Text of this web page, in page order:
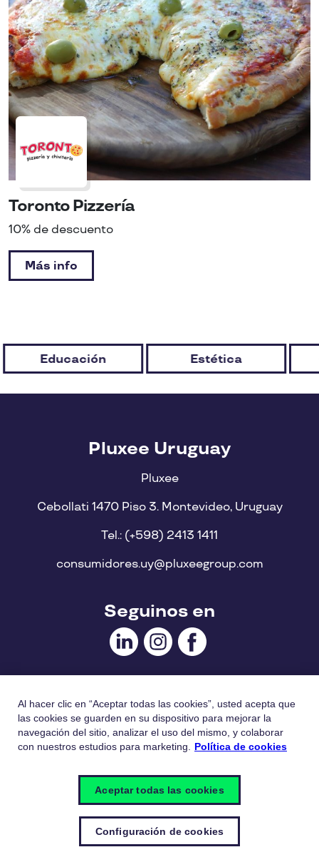
Toronto Pizzería
10% de descuento
Más info
Educación Estética
Pluxee Uruguay
Pluxee
Cebollati 1470 Piso 3. Montevideo, Uruguay
Tel.: (+598) 2413 1411
consumidores.uy@pluxeegroup.com
Seguinos en
Política de Cookies
Configuración de cookies
Al hacer clic en “Aceptar todas las cookies”, usted acepta que
las cookies se guarden en su dispositivo para mejorar la
navegación del sitio, analizar el uso del mismo, y colaborar
con nuestros estudios para marketing.
Política de cookies
Configuración de cookies
Aceptar todas las cookies